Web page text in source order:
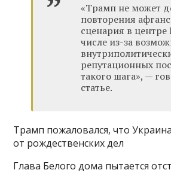
«Трамп не может
повторения
сценария в
числе из-за
репутационных
такого шага», —
статье.
Трамп пожаловался, что
от рождественских дел
Глава Белого дома пытается